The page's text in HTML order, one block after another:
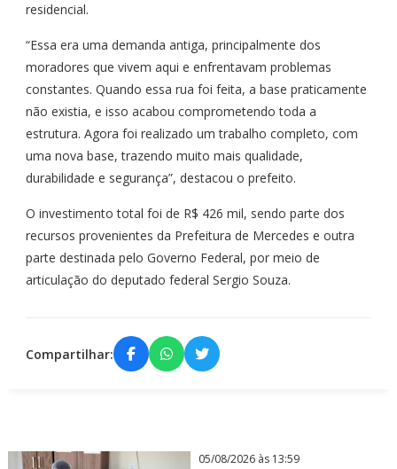
residencial.
“Essa era uma demanda antiga, principalmente dos
moradores que vivem aqui e enfrentavam problemas
constantes. Quando essa rua foi feita, a base praticamente
não existia, e isso acabou comprometendo toda a
estrutura. Agora foi realizado um trabalho completo, com
uma nova base, trazendo muito mais qualidade,
durabilidade e segurança”, destacou o prefeito.
O investimento total foi de R$ 426 mil, sendo parte dos
recursos provenientes da Prefeitura de Mercedes e outra
parte destinada pelo Governo Federal, por meio de
articulação do deputado federal Sergio Souza.
Compartilhar:
05/08/2026 às 13:59